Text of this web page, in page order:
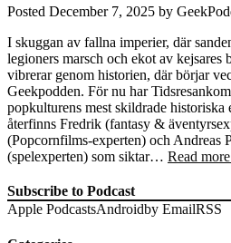
Posted December 7, 2025 by
I skuggan av fallna imperier, där
legioners marsch och ekot av kejsares
vibrerar genom historien, där börjar
Geekpodden. För nu har
popkulturens mest skildrade historiska
återfinns Fredrik (fantasy &
(Popcornfilms-experten) och Andreas
(spelexperten) som siktar… Read
Subscribe to Podcast
Apple PodcastsAndroidby EmailRSS